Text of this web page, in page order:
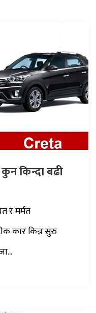
कुन किन्दा बढी
र मर्मत
कार किन्न सुरु